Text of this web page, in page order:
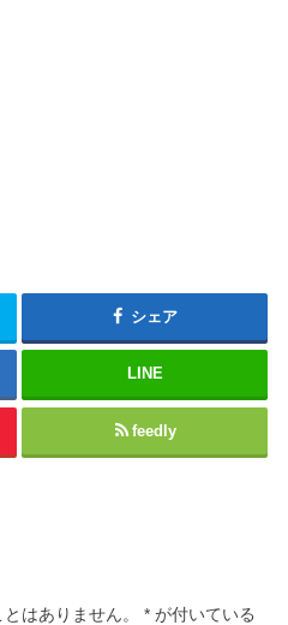
シェア
LINE
feedly
はありません。 * が付いている